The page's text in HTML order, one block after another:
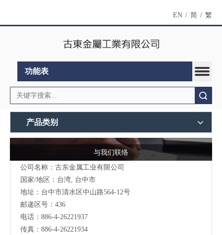
EN / 简 / 繁
功能表
产品类别
与我们联络
公司名称：古东金属工业有限公司
国家/地区：台湾, 台中市
地址：台中市清水区中山路564-12号
邮递区号：436
电话：886-4-26221937
传真：886-4-26221934